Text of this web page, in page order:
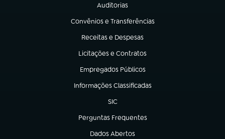
Auditorias
(abre em nova aba)
Convênios e Transferências
(abre em nova aba)
Receitas e Despesas
(abre em nova aba)
Licitações e Contratos
(abre em nova aba)
Empregados Públicos
(abre em nova aba)
Informações Classificadas
(abre em nova aba)
SIC
(abre em nova aba)
Perguntas Frequentes
(abre em nova aba)
Dados Abertos
(abre em nova aba)